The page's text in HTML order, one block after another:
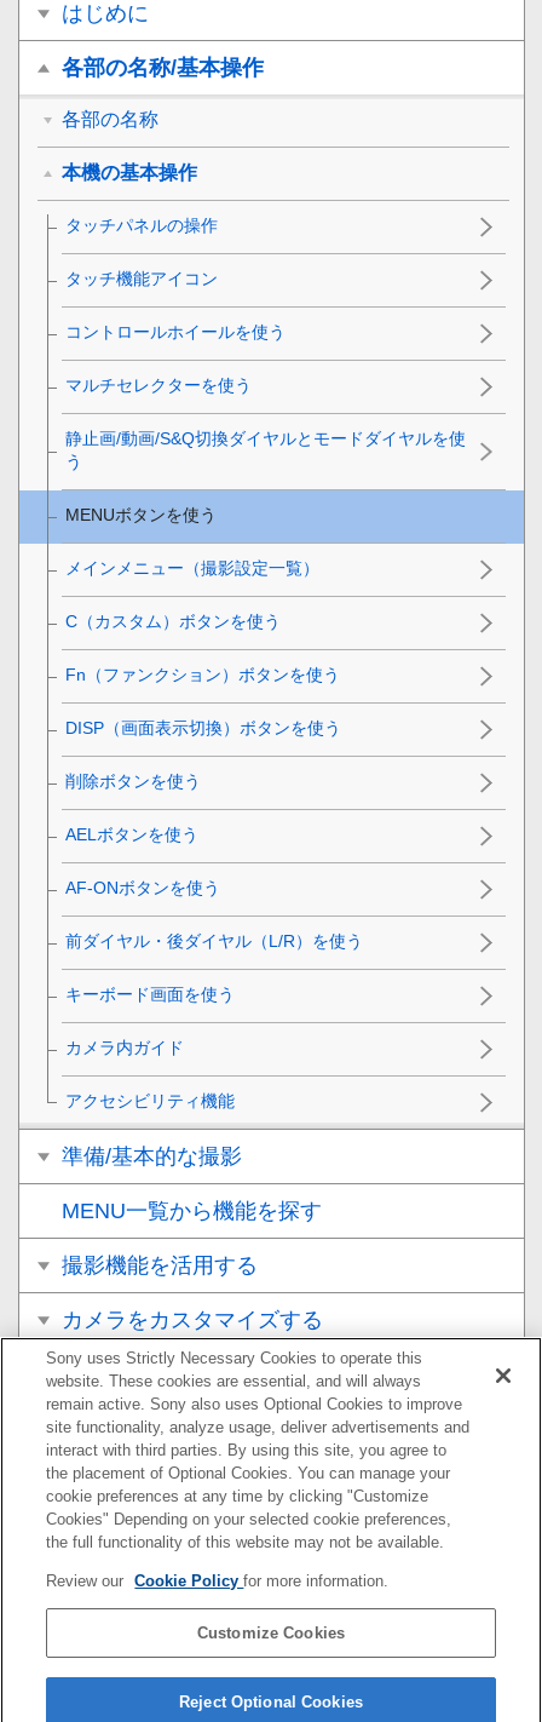
はじめに
各部の名称/基本操作
各部の名称
本機の基本操作
タッチパネルの操作
タッチ機能アイコン
コントロールホイールを使う
マルチセレクターを使う
静止画/動画/S&Q切換ダイヤルとモードダイヤルを使
う
MENUボタンを使う
メインメニュー（撮影設定一覧）
C（カスタム）ボタンを使う
Fn （ファンクション）ボタンを使う
DISP（画面表示切換）ボタンを使う
削除ボタンを使う
AELボタンを使う
AF-ONボタンを使う
前ダイヤル・後ダイヤル（L/R）を使う
キーボード画面を使う
カメラ内ガイド
アクセシビリティ機能
準備/基本的な撮影
MENU一覧から機能を探す
撮影機能を活用する
カメラをカスタマイズする
再生する
カメラの設定を変更する
スマートフォンでできること
パソコンでできること
クラウドサービスを利用する
故障かな？と思ったら
Sony uses Strictly Necessary Cookies to operate this
website. These cookies are essential, and will always
remain active. Sony also uses Optional Cookies to improve
site functionality, analyze usage, deliver advertisements and
interact with third parties. By using this site, you agree to
the placement of Optional Cookies. You can manage your
cookie preferences at any time by clicking "Customize
Cookies" Depending on your selected cookie preferences,
the full functionality of this website may not be available.
Review our Cookie Policyfor more information.
Customize Cookies
Reject Optional Cookies